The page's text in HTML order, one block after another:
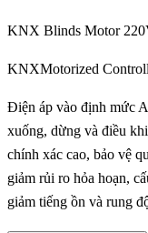
KNX Blinds Motor
KNXMotorized
Điện áp vào định mức
xuống, dừng và điều
chính xác cao, bảo vệ
giảm rủi ro hỏa hoạn,
giảm tiếng ồn và rung